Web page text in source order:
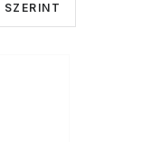
SZERINT